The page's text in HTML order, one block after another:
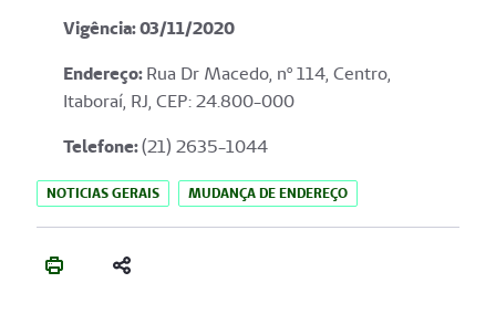
Vigência: 03/11/2020
Endereço:Rua Dr Macedo, nº 114, Centro,
Itaboraí, RJ, CEP: 24.800-000
Telefone:(21) 2635-1044
NOTICIAS GERAIS MUDANÇA DE ENDEREÇO